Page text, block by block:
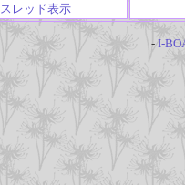
スレッド表示
- I-